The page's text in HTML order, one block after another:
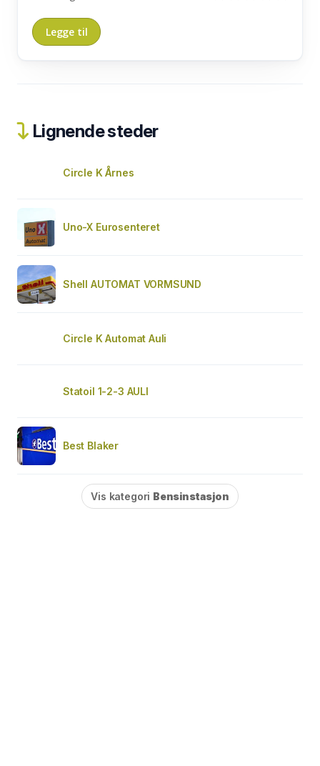
Lignende steder
Circle K Årnes
Uno-X Eurosenteret
Shell AUTOMAT VORMSUND
Circle K Automat Auli
Statoil 1-2-3 AULI
Best Blaker
Vis kategori Bensinstasjon